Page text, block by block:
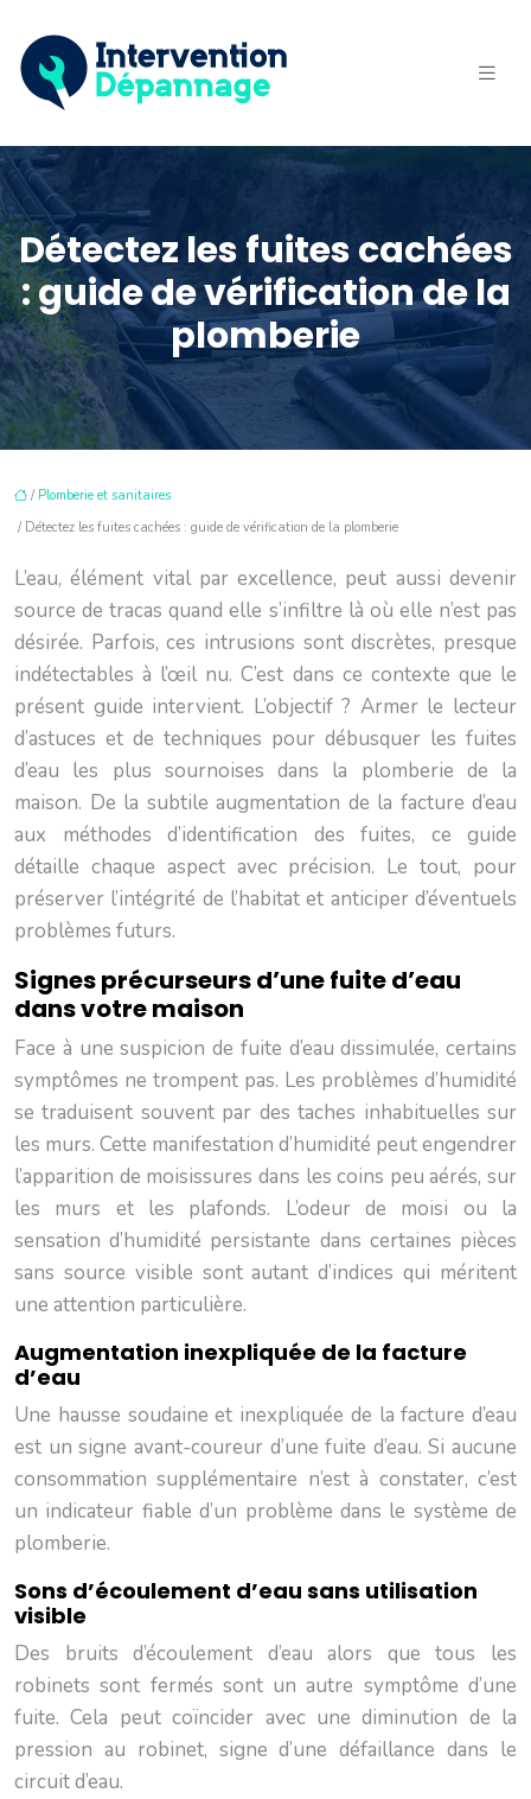
Détectez les fuites cachées
: guide de vérification de la
plomberie
/ Plomberie et sanitaires
/ Détectez les fuites cachées : guide de vérification de la plomberie
L’eau, élément vital par excellence, peut aussi devenir
source de tracas quand elle s’infiltre là où elle n’est pas
désirée. Parfois, ces intrusions sont discrètes, presque
indétectables à l’œil nu. C’est dans ce contexte que le
présent guide intervient. L’objectif ? Armer le lecteur
d’astuces et de techniques pour débusquer les fuites
d’eau les plus sournoises dans la plomberie de la
maison. De la subtile augmentation de la facture d’eau
aux méthodes d’identification des fuites, ce guide
détaille chaque aspect avec précision. Le tout, pour
préserver l’intégrité de l’habitat et anticiper d’éventuels
problèmes futurs.
Signes précurseurs d’une fuite d’eau
dans votre maison
Face à une suspicion de fuite d’eau dissimulée, certains
symptômes ne trompent pas. Les problèmes d’humidité
se traduisent souvent par des taches inhabituelles sur
les murs. Cette manifestation d’humidité peut engendrer
l’apparition de moisissures dans les coins peu aérés, sur
les murs et les plafonds. L’odeur de moisi ou la
sensation d’humidité persistante dans certaines pièces
sans source visible sont autant d’indices qui méritent
une attention particulière.
Augmentation inexpliquée de la facture
d’eau
Une hausse soudaine et inexpliquée de la facture d’eau
est un signe avant-coureur d’une fuite d’eau. Si aucune
consommation supplémentaire n’est à constater, c’est
un indicateur fiable d’un problème dans le système de
plomberie.
Sons d’écoulement d’eau sans utilisation
visible
Des bruits d’écoulement d’eau alors que tous les
robinets sont fermés sont un autre symptôme d’une
fuite. Cela peut coïncider avec une diminution de la
pression au robinet, signe d’une défaillance dans le
circuit d’eau.